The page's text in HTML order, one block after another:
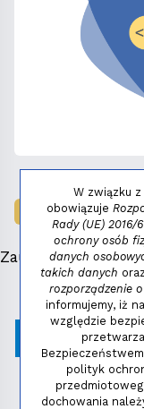
LAUREAT
Zauważyłeś błąd,
napisz:
W związku
obowiązuje
Rady (UE)
ochrony osób
danych
takich danych oraz
rozporządzenie
informujemy, iż
względzie
polityk
dochowania